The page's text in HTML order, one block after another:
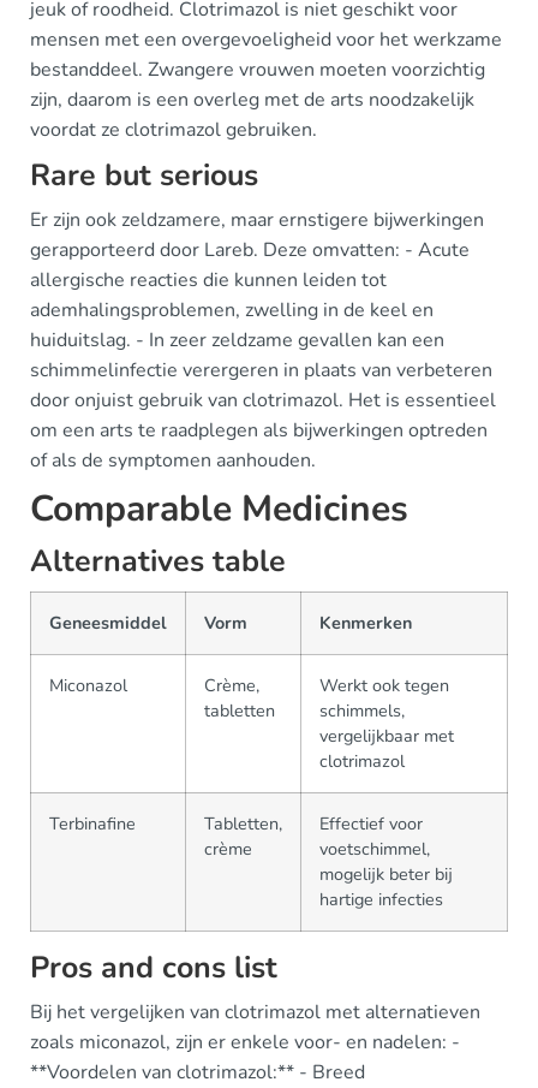
jeuk of roodheid. Clotrimazol is niet geschikt voor
mensen met een overgevoeligheid voor het werkzame
bestanddeel. Zwangere vrouwen moeten voorzichtig
zijn, daarom is een overleg met de arts noodzakelijk
voordat ze clotrimazol gebruiken.
Rare but serious
Er zijn ook zeldzamere, maar ernstigere bijwerkingen
gerapporteerd door Lareb. Deze omvatten: - Acute
allergische reacties die kunnen leiden tot
ademhalingsproblemen, zwelling in de keel en
huiduitslag. - In zeer zeldzame gevallen kan een
schimmelinfectie verergeren in plaats van verbeteren
door onjuist gebruik van clotrimazol. Het is essentieel
om een arts te raadplegen als bijwerkingen optreden
of als de symptomen aanhouden.
Comparable Medicines
Alternatives table
Geneesmiddel Vorm Kenmerken
Miconazol
Crème,
tabletten
Werkt ook tegen
schimmels,
vergelijkbaar met
clotrimazol
Terbinafine
Tabletten,
crème
Effectief voor
voetschimmel,
mogelijk beter bij
hartige infecties
Pros and cons list
Bij het vergelijken van clotrimazol met alternatieven
zoals miconazol, zijn er enkele voor- en nadelen: -
**Voordelen van clotrimazol:** - Breed